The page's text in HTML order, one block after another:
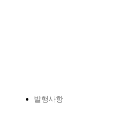
발행사항